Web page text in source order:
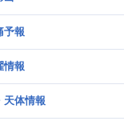
予報
情報
天体情報